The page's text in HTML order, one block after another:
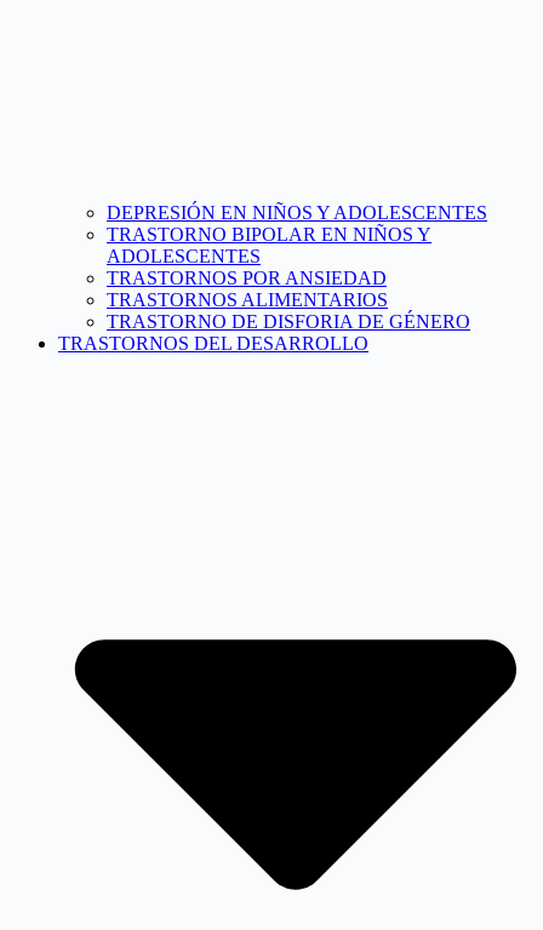
DEPRESIÓN EN NIÑOS Y ADOLESCENTES
TRASTORNO BIPOLAR EN NIÑOS Y
ADOLESCENTES
TRASTORNOS POR ANSIEDAD
TRASTORNOS ALIMENTARIOS
TRASTORNO DE DISFORIA DE GÉNERO
TRASTORNOS DEL DESARROLLO